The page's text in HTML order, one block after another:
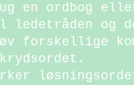
en ordbog
ledetråden og
forskellige